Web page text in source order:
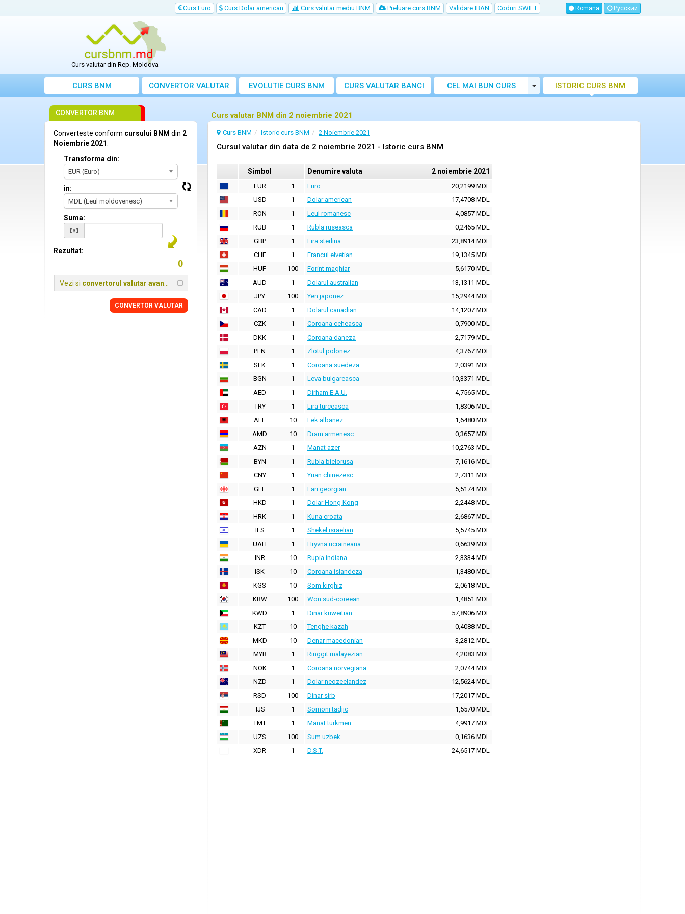
Curs Euro Curs Dolar american Curs valutar mediu BNM Preluare curs BNM Validare IBAN Coduri SWIFT Romana Русский
Curs valutar din Rep. Moldova
CURS BNM CONVERTOR VALUTAR EVOLUTIE CURS BNM CURS VALUTAR BANCI
CEL MAI BUN CURS
VALUTAR MOLDOVA
Toggle Dropdown
ISTORIC CURS BNM
Curs valutar BNM din 2 noiembrie 2021
Curs BNM Istoric curs BNM 2 Noiembrie 2021
Cursul valutar din data de 2 noiembrie 2021 - Istoric curs BNM
Simbol Denumire valuta 2 noiembrie 2021
EUR 1 Euro
20,2199 MDL
USD
1 Dolar american
17,4708 MDL
RON
1 Leul romanesc
4,0857 MDL
RUB
1 Rubla ruseasca
0,2465 MDL
GBP
1 Lira sterlina
23,8914 MDL
CHF
1 Francul elvetian
19,1345 MDL
HUF
100 Forint maghiar
5,6170 MDL
AUD
1 Dolarul australian
13,1311 MDL
JPY
100 Yen japonez
15,2944 MDL
CAD
1 Dolarul canadian
14,1207 MDL
CZK
1 Coroana ceheasca
0,7900 MDL
DKK
1 Coroana daneza
2,7179 MDL
PLN
1 Zlotul polonez
4,3767 MDL
SEK
1 Coroana suedeza
2,0391 MDL
BGN
1 Leva bulgareasca
10,3371 MDL
AED
1 Dirham E.A.U.
4,7565 MDL
TRY
1 Lira turceasca
1,8306 MDL
ALL
10 Lek albanez
1,6480 MDL
AMD
10 Dram armenesc
0,3657 MDL
AZN
1 Manat azer
10,2763 MDL
BYN
1 Rubla bielorusa
7,1616 MDL
CNY
1 Yuan chinezesc
2,7311 MDL
GEL
1 Lari georgian
5,5174 MDL
HKD
1 Dolar Hong Kong
2,2448 MDL
HRK
1 Kuna croata
2,6867 MDL
ILS
1 Shekel israelian
5,5745 MDL
UAH
1 Hryvna ucraineana
0,6639 MDL
INR
10 Rupia indiana
2,3334 MDL
ISK
10 Coroana islandeza
1,3480 MDL
KGS
10 Som kirghiz
2,0618 MDL
KRW
100 Won sud-coreean
1,4851 MDL
KWD
1 Dinar kuweitian
57,8906 MDL
KZT
10 Tenghe kazah
0,4088 MDL
MKD
10 Denar macedonian
3,2812 MDL
MYR
1 Ringgit malayezian
4,2083 MDL
NOK
1 Coroana norvegiana
2,0744 MDL
NZD
1 Dolar neozeelandez
12,5624 MDL
RSD
100 Dinar sirb
17,2017 MDL
TJS
1 Somoni tadjic
1,5570 MDL
TMT
1 Manat turkmen
4,9917 MDL
UZS
100 Sum uzbek
0,1636 MDL
XDR
1 D.S.T. 24,6517 MDL
CONVERTOR BNM
Converteste conform cursului BNM din 2
Noiembrie 2021:
Transforma din:
EUR (Euro)
in:
MDL (Leul moldovenesc)
Suma:
Rezultat:
Vezi si convertorul valutar avansat
CONVERTOR VALUTAR